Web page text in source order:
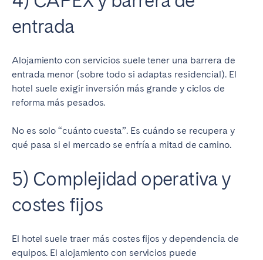
entrada
Alojamiento con servicios suele tener una barrera de
entrada menor (sobre todo si adaptas residencial). El
hotel suele exigir inversión más grande y ciclos de
reforma más pesados.
No es solo “cuánto cuesta”. Es cuándo se recupera y
qué pasa si el mercado se enfría a mitad de camino.
5) Complejidad operativa y
costes fijos
El hotel suele traer más costes fijos y dependencia de
equipos. El alojamiento con servicios puede